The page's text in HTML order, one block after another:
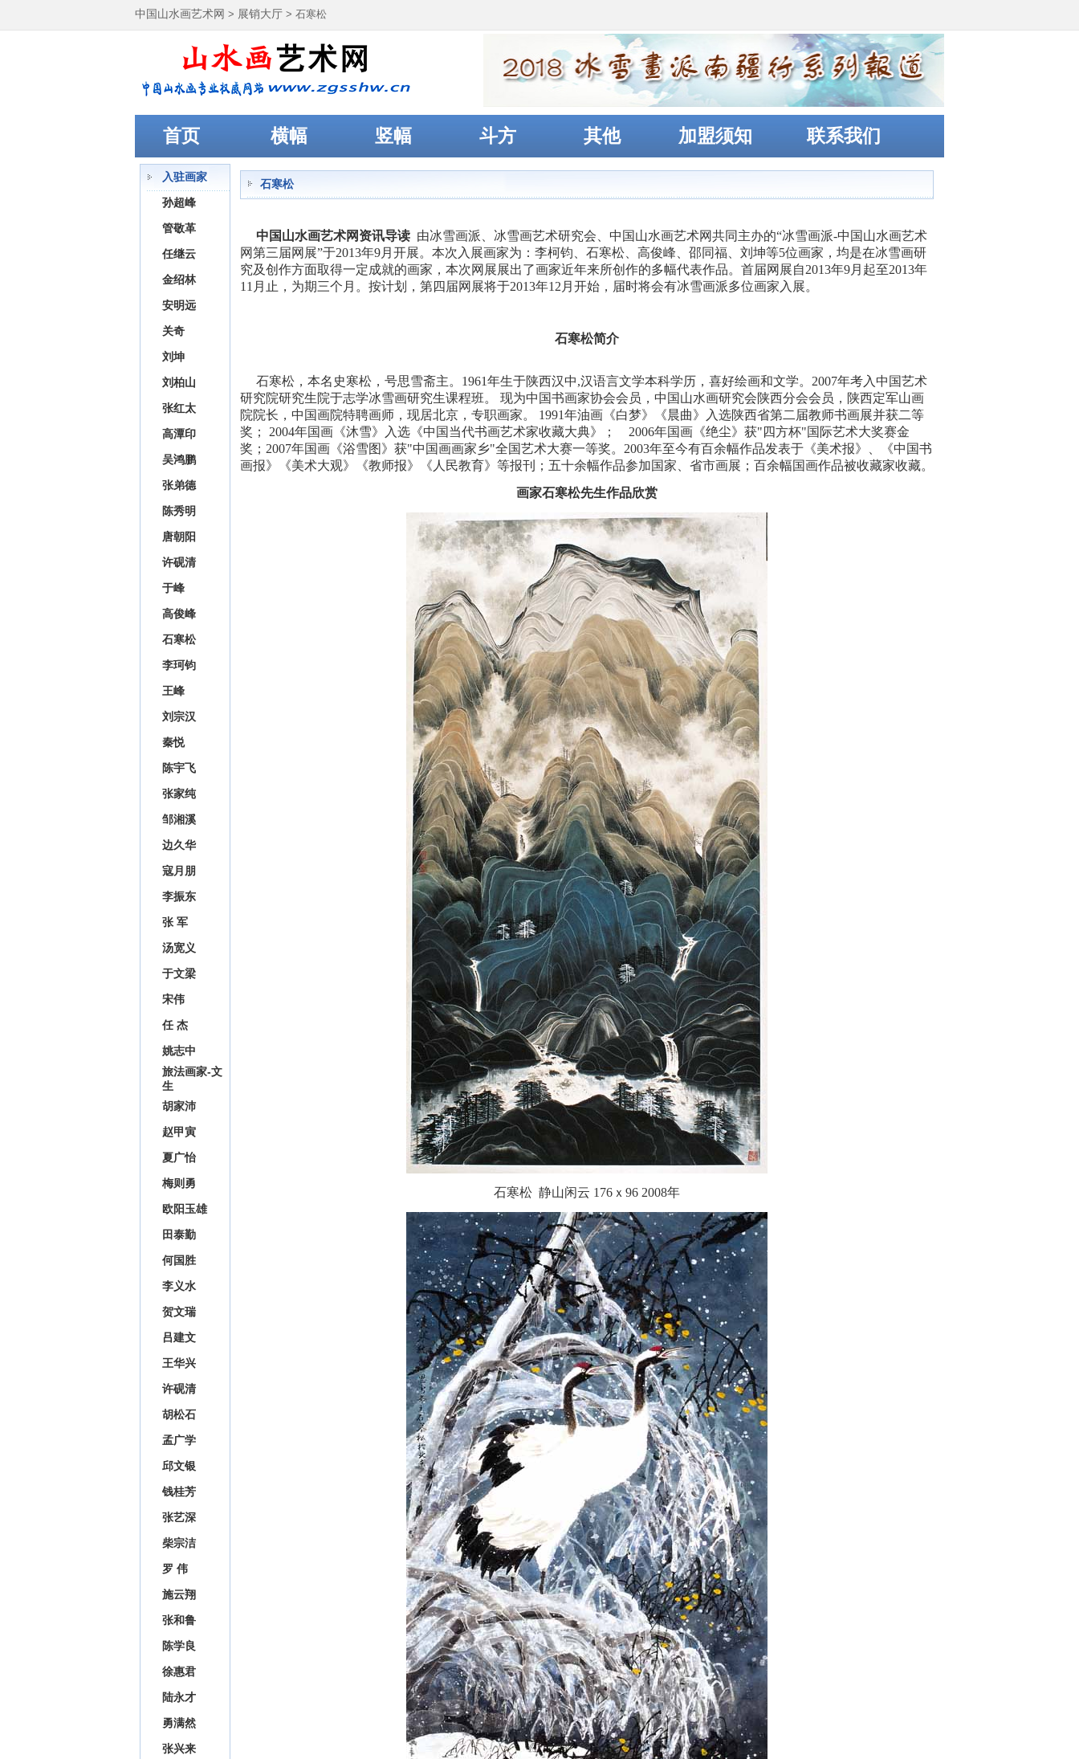
中国山水画艺术网 > 展销大厅 > 石寒松
首页 横幅 竖幅 斗方 其他 加盟须知 联系我们
入驻画家
孙超峰
管敬革
任继云
金绍林
安明远
关奇
刘坤
刘柏山
张红太
高潭印
吴鸿鹏
张弟德
陈秀明
唐朝阳
许砚清
于峰
高俊峰
石寒松
李珂钧
王峰
刘宗汉
秦悦
陈宇飞
张家纯
邹湘溪
边久华
寇月朋
李振东
张 军
汤宽义
于文梁
宋伟
任 杰
姚志中
旅法画家-文
生
胡家沛
赵甲寅
夏广怡
梅则勇
欧阳玉雄
田泰勤
何国胜
李义水
贺文瑞
吕建文
王华兴
许砚清
胡松石
孟广学
邱文银
钱桂芳
张艺深
柴宗洁
罗 伟
施云翔
张和鲁
陈学良
徐惠君
陆永才
勇满然
张兴来
石寒松
中国山水画艺术网资讯导读由冰雪画派、冰雪画艺术研究会、中国山水画艺术网共同主办的“冰雪画派-中国山水画艺术
网第三届网展”于2013年9月开展。本次入展画家为：李柯钧、石寒松、高俊峰、邵同福、刘坤等5位画家，均是在冰雪画研
究及创作方面取得一定成就的画家，本次网展展出了画家近年来所创作的多幅代表作品。首届网展自2013年9月起至2013年
11月止，为期三个月。按计划，第四届网展将于2013年12月开始，届时将会有冰雪画派多位画家入展。
石寒松简介
石寒松，本名史寒松，号思雪斋主。1961年生于陕西汉中,汉语言文学本科学历，喜好绘画和文学。2007年考入中国艺术
研究院研究生院于志学冰雪画研究生课程班。 现为中国书画家协会会员，中国山水画研究会陕西分会会员，陕西定军山画
院院长，中国画院特聘画师，现居北京，专职画家。 1991年油画《白梦》《晨曲》入选陕西省第二届教师书画展并获二等
奖； 2004年国画《沐雪》入选《中国当代书画艺术家收藏大典》； 2006年国画《绝尘》获"四方杯"国际艺术大奖赛金
奖；2007年国画《浴雪图》获"中国画画家乡"全国艺术大赛一等奖。2003年至今有百余幅作品发表于《美术报》、《中国书
画报》《美术大观》《教师报》《人民教育》等报刊；五十余幅作品参加国家、省市画展；百余幅国画作品被收藏家收藏。
画家石寒松先生作品欣赏
石寒松 静山闲云 176ｘ96 2008年